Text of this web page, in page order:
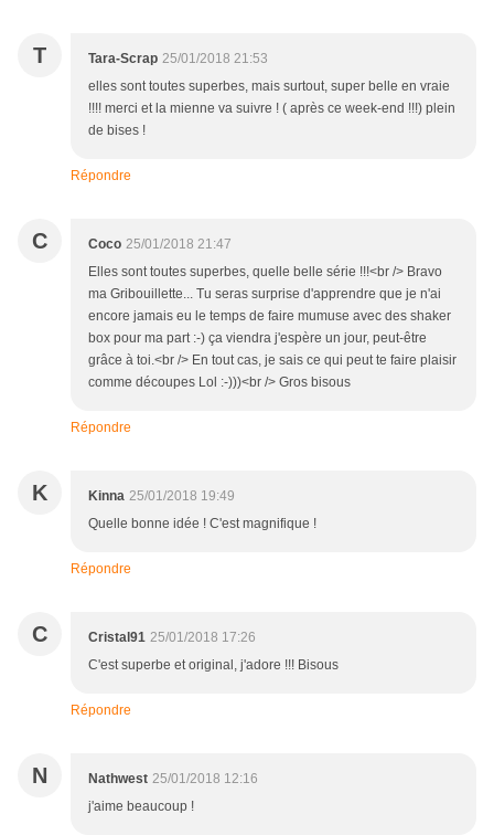
T Tara-Scrap 25/01/2018 21:53
elles sont toutes superbes, mais surtout, super belle en vraie
!!!! merci et la mienne va suivre ! ( après ce week-end !!!) plein
de bises !
Répondre
C Coco 25/01/2018 21:47
Elles sont toutes superbes, quelle belle série !!!<br /> Bravo
ma Gribouillette... Tu seras surprise d'apprendre que je n'ai
encore jamais eu le temps de faire mumuse avec des shaker
box pour ma part :-) ça viendra j'espère un jour, peut-être
grâce à toi.<br /> En tout cas, je sais ce qui peut te faire plaisir
comme découpes Lol :-)))<br /> Gros bisous
Répondre
K Kinna 25/01/2018 19:49
Quelle bonne idée ! C'est magnifique !
Répondre
C Cristal91 25/01/2018 17:26
C'est superbe et original, j'adore !!! Bisous
Répondre
N Nathwest 25/01/2018 12:16
j'aime beaucoup !